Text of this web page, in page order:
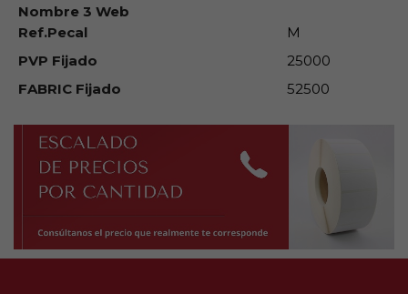
Nombre 3 Web
Ref.Pecal
M
PVP Fijado
25000
FABRIC Fijado
52500